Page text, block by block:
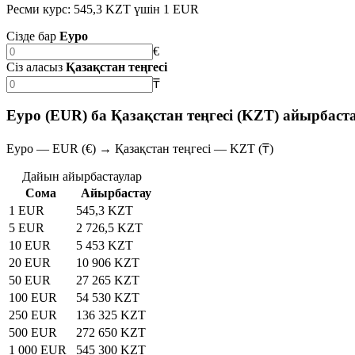
Ресми курс: 545,3 KZT үшін 1 EUR
Сізде бар Еуро
€
Сіз аласыз Қазақстан теңгесі
₸
Еуро (EUR) ба Қазақстан теңгесі (KZT)
Еуро — EUR (€) → Қазақстан теңгесі — KZT (₸)
Дайын айырбастаулар
Сома
Айырбастау
1 EUR
545,3 KZT
5 EUR
2 726,5 KZT
10 EUR
5 453 KZT
20 EUR
10 906 KZT
50 EUR
27 265 KZT
100 EUR
54 530 KZT
250 EUR
136 325 KZT
500 EUR
272 650 KZT
1 000 EUR
545 300 KZT